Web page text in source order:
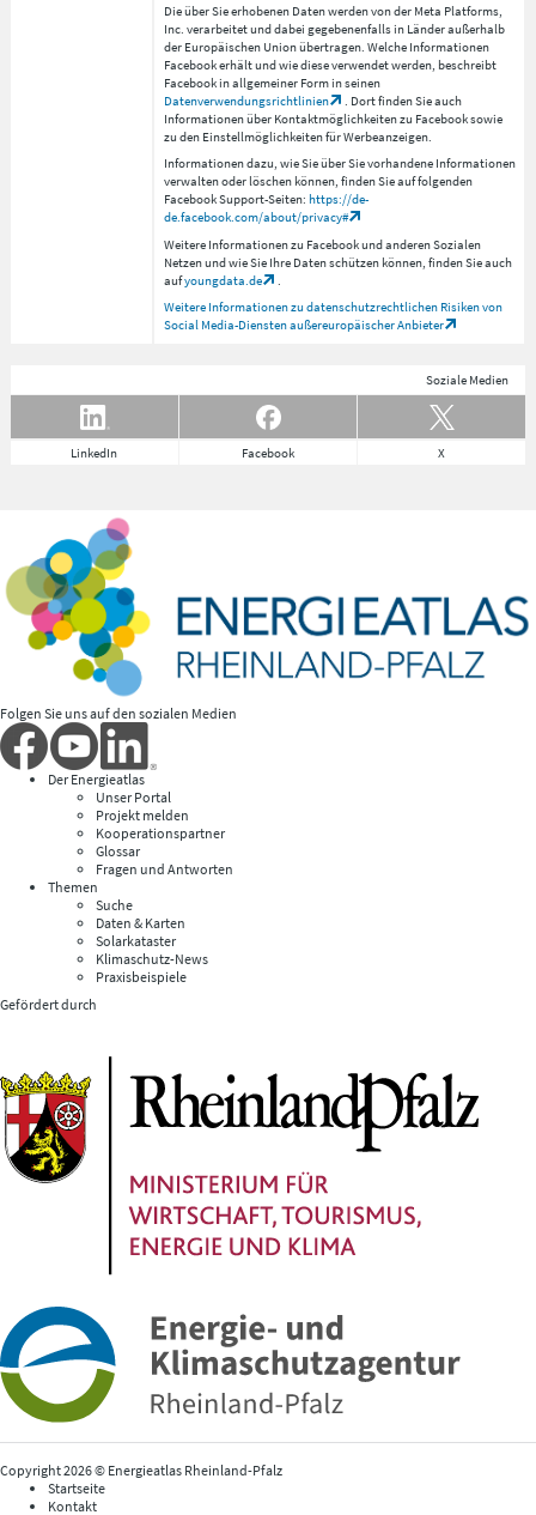
Die über Sie erhobenen Daten werden von der Meta Platforms,
Inc. verarbeitet und dabei gegebenenfalls in Länder außerhalb
der Europäischen Union übertragen. Welche Informationen
Facebook erhält und wie diese verwendet werden, beschreibt
Facebook in allgemeiner Form in seinen
Datenverwendungsrichtlinien
. Dort finden Sie auch
Informationen über Kontaktmöglichkeiten zu Facebook sowie
zu den Einstellmöglichkeiten für Werbeanzeigen.
Informationen dazu, wie Sie über Sie vorhandene Informationen
verwalten oder löschen können, finden Sie auf folgenden
Facebook Support-Seiten: https://de-
de.facebook.com/about/privacy#
Weitere Informationen zu Facebook und anderen Sozialen
Netzen und wie Sie Ihre Daten schützen können, finden Sie auch
aufyoungdata.de
Weitere Informationen zu datenschutzrechtlichen Risiken von
Social Media-Diensten außereuropäischer Anbieter
Soziale Medien
LinkedIn Facebook X
Folgen Sie uns auf den sozialen Medien
Der Energieatlas
Unser Portal
Projekt melden
Kooperationspartner
Glossar
Fragen und Antworten
Themen
Suche
Daten & Karten
Solarkataster
Klimaschutz-News
Praxisbeispiele
Gefördert durch
Copyright 2026 © Energieatlas Rheinland-Pfalz
Startseite
Kontakt